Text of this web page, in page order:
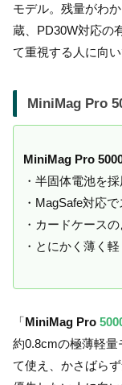
モデル。残量がわ
蔵、PD30W対応の
て重視する人に向い
MiniMag Pro
MiniMag Pro
・半固体電池を
・MagSafe対応
・カードケース
・とにかく薄く
「 MiniMag Pro
約0.8cmの極薄軽量
て使え、かさばら